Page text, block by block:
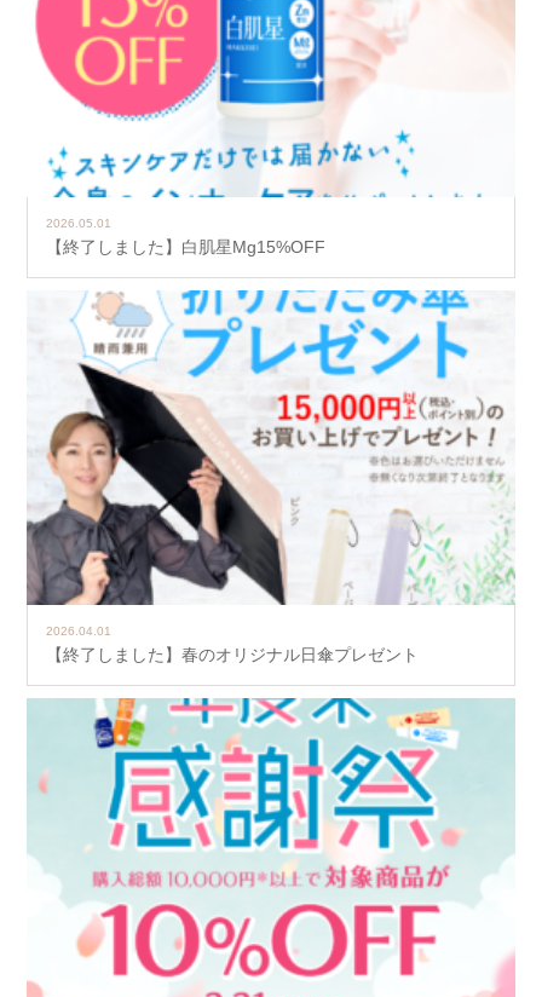
2026.05.01
【終了しました】白肌星Mg15%OFF
2026.04.01
【終了しました】春のオリジナル日傘プレゼント